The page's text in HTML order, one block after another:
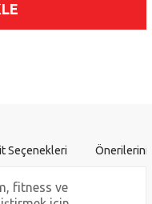
Seçenekleri
fitness ve